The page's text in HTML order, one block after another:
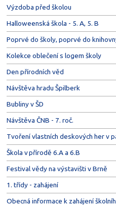
Výzdoba před školou
Halloweenská škola - 5. A, 5. B
Poprvé do školy, poprvé do
Kolekce oblečení s logem školy
Den přírodních věd
Návštěva hradu Špilberk
Bubliny v ŠD
Návštěva ČNB - 7. roč.
Tvoření vlastních deskových her v
Škola v přírodě 6.A a 6.B
Festival vědy na výstavišti v Brně
1. třídy - zahájení
Obecná informace k zahájení